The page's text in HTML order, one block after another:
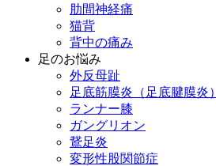
肋間神経痛
猫背
背中の痛み
足のお悩み
外反母趾
足底筋膜炎（足底腱膜炎）
ランナー膝
ガングリオン
鵞足炎
変形性股関節症